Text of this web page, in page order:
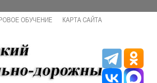
ОБУЧЕНИЕ КАРТА САЙТА